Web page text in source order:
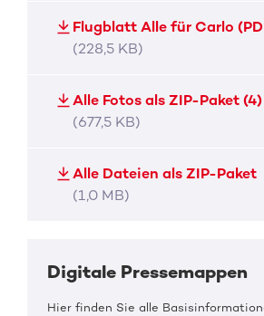
Flugblatt Alle für Carlo
(228,5 KB)
Alle Fotos als ZIP-Paket (4)
(677,5 KB)
Alle Dateien als ZIP-Paket
(1,0 MB)
Digitale Pressemappen
Hier finden Sie alle